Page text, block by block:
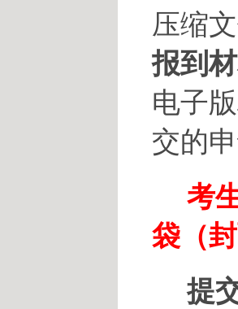
压缩
报到
电子
交的
考
袋（
提